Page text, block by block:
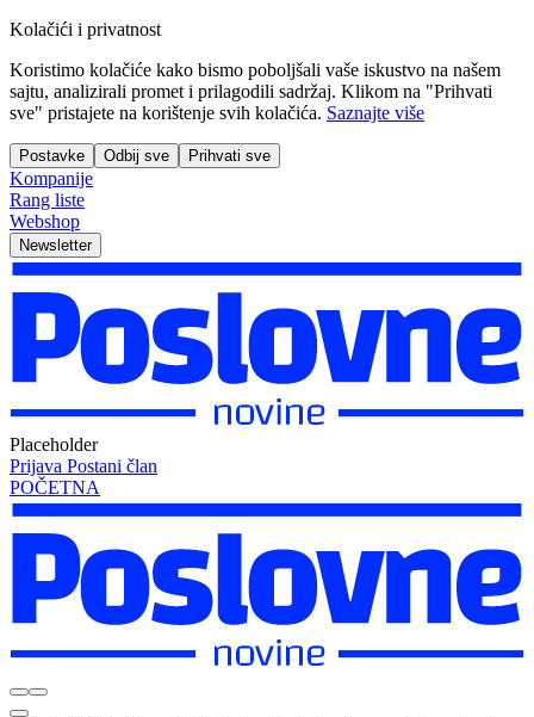
Kolačići i privatnost
Koristimo kolačiće kako bismo poboljšali vaše iskustvo na našem
sajtu, analizirali promet i prilagodili sadržaj. Klikom na "Prihvati
sve" pristajete na korištenje svih kolačića. Saznajte više
Postavke Odbij sve Prihvati sve
Kompanije
Rang liste
Webshop
Newsletter
Placeholder
Prijava Postani član
POČETNA